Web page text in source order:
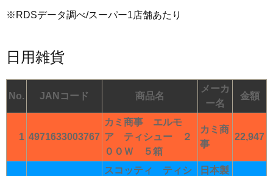
※RDSデータ調べ/スーパー1店舗あたり
日用雑貨
No. JANコード 商品名
メーカ
ー名
金額
1 4971633003767
カミ商事 エルモ
ア ティシュー ２
００Ｗ ５箱
カミ商
事
22,947
スコッティ ティシ
日本製